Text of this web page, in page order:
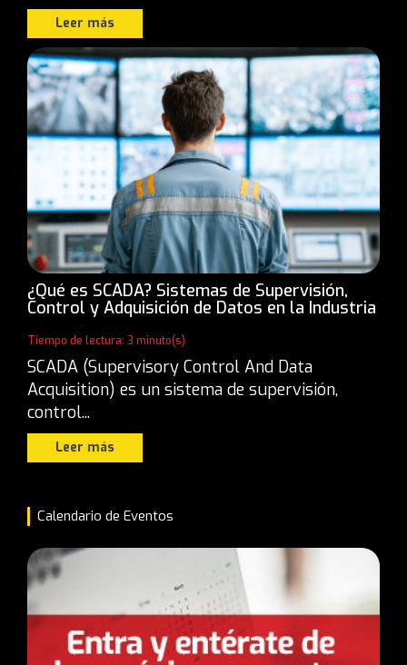
Leer más
¿Qué es SCADA? Sistemas de Supervisión,
Control y Adquisición de Datos en la Industria
Tiempo de lectura: 3 minuto(s)
SCADA (Supervisory Control And Data
Acquisition) es un sistema de supervisión,
control...
Leer más
Calendario de Eventos